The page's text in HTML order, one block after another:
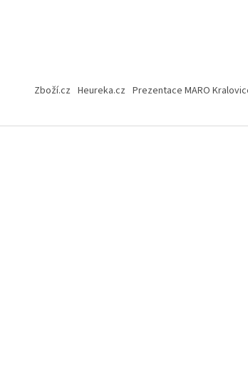
Zboží.cz Heureka.cz Prezentace MARO